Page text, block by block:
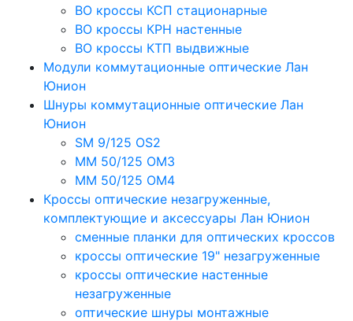
ВО кроссы КСП стационарные
ВО кроссы КРН настенные
ВО кроссы КТП выдвижные
Модули коммутационные оптические Лан
Юнион
Шнуры коммутационные оптические Лан
Юнион
SM 9/125 OS2
MM 50/125 OM3
MM 50/125 OM4
Кроссы оптические незагруженные,
комплектующие и аксессуары Лан Юнион
сменные планки для оптических кроссов
кроссы оптические 19" незагруженные
кроссы оптические настенные
незагруженные
оптические шнуры монтажные